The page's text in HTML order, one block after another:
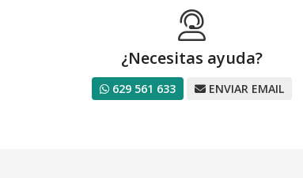
¿Necesitas ayuda?
629 561 633 ENVIAR EMAIL